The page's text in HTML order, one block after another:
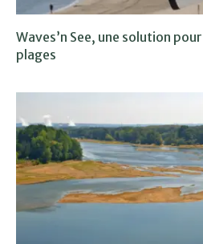
Waves’n See, une solution
plages